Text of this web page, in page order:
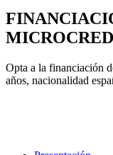
Opta a la financiación
años, nacionalidad